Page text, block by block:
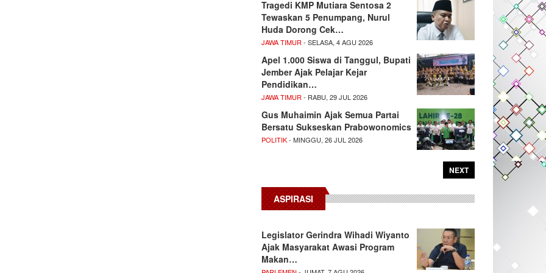
Tragedi KMP Mutiara Sentosa 2
Tewaskan 5 Penumpang, Nurul
Huda Dorong Cek…
JAWA TIMUR - SELASA, 4 AGU 2026
Apel 1.000 Siswa di Tanggul, Bupati
Jember Ajak Pelajar Kejar
Pendidikan…
JAWA TIMUR - RABU, 29 JUL 2026
Gus Muhaimin Ajak Semua Partai
Bersatu Sukseskan Prabowonomics
POLITIK- MINGGU, 26 JUL 2026
NEXT
ASPIRASI
Legislator Gerindra Wihadi Wiyanto
Ajak Masyarakat Awasi Program
Makan…